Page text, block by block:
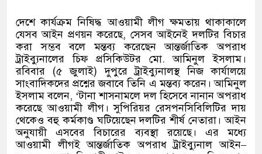
দেশে কার্যক্রম নিষিদ্ধ আওয়ামী লীগ ক্ষমতায় থাকাকালে
যেসব আইন প্রণয়ন করেছে, সেসব আইনেই দলটির বিচার
করা সম্ভব বলে মন্তব্য করেছেন আন্তর্জাতিক অপরাধ
ট্রাইব্যুনালের চিফ প্রসিকিউটর মো.আমিনুল ইসলাম।
রবিবার (৫ জুলাই)দুপুরে ট্রাইব্যুনালস্থ নিজ কার্যালয়ে
সাংবাদিকদের প্রশ্নের জবাবে তিনি এ মন্তব্য করেন। আমিনুল
ইসলাম বলেন, ‘টানা শাসনামলে দল হিসেবে নানান অপরাধ
করেছে আওয়ামী লীগ। সুপিরিয়র রেসপনসিবিলিটির দায়
থেকেও বহু কর্মকাণ্ড ঘটিয়েছেন দলটির শীর্ষ নেতারা। আইন
অনুযায়ী এসবের বিচারের ব্যবস্থা রয়েছে। এর মধ্যে
আওয়ামী লীগই আন্তর্জাতিক অপরাধ ট্রাইব্যুনাল আইন–